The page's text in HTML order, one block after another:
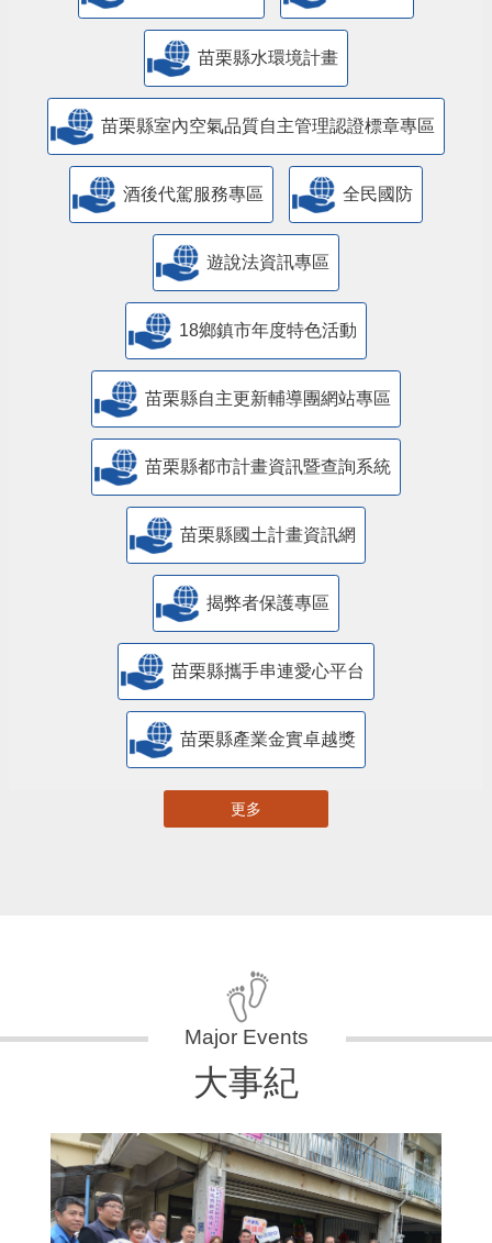
苗栗縣水環境計畫
苗栗縣室內空氣品質自主管理認證標章專區
酒後代駕服務專區 全民國防
遊說法資訊專區
18鄉鎮市年度特色活動
苗栗縣自主更新輔導團網站專區
苗栗縣都市計畫資訊暨查詢系統
苗栗縣國土計畫資訊網
揭弊者保護專區
苗栗縣攜手串連愛心平台
苗栗縣產業金實卓越獎
更多
大事紀